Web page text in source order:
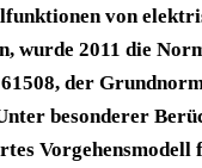
von
2011 die
der
besonderer
Vorgehensmodell